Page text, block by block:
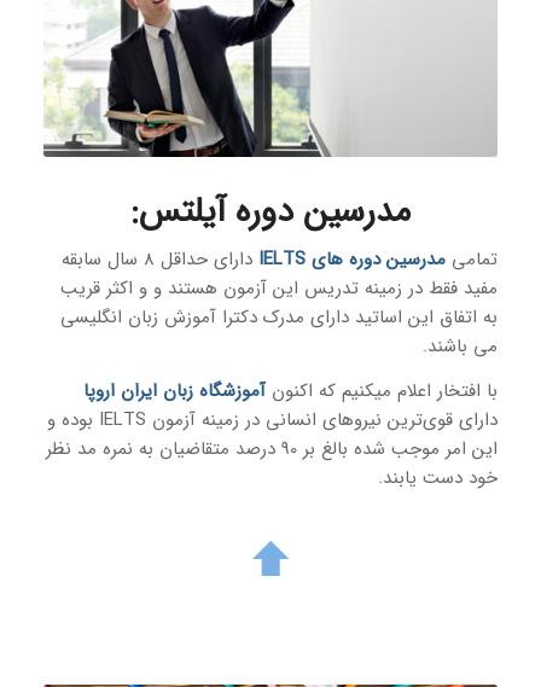
مدرسین دوره‌ آیلتس:
تمامی مدرسین دوره های IELTS
دارای حداقل 8 سال سابقه
مفید فقط در زمینه تدریس این آزمون هستند و و اکثر قریب
به اتفاق این اساتید دارای مدرک دکترا آموزش زبان انگلیسی
می باشند.
با افتخار اعلام میکنیم که اکنونآموزشگاه زبان ایران اروپا
دارای قوی‌ترین نیروهای انسانی در زمینه آزمون IELTS بوده و
این امر موجب شده بالغ بر 90 درصد متقاضیان به نمره مد نظر
خود دست یابند.